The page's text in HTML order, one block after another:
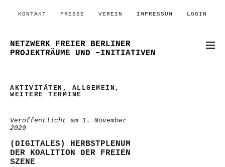
KONTAKT PRESSE VEREIN IMPRESSUM LOGIN
NETZWERK FREIER BERLINER
PROJEKTRÄUME UND –INITIATIVEN
AKTIVITÄTEN , ALLGEMEIN ,
WEITERE TERMINE
Veröffentlicht am 1. November
2020
(DIGITALES) HERBSTPLENUM
DER KOALITION DER FREIEN
SZENE